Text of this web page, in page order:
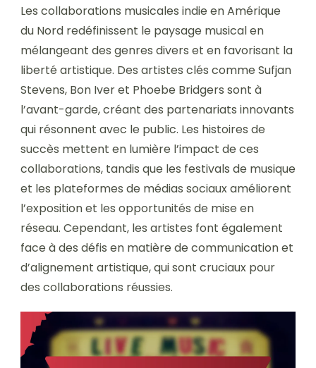
Les collaborations musicales indie en Amérique
du Nord redéfinissent le paysage musical en
mélangeant des genres divers et en favorisant la
liberté artistique. Des artistes clés comme Sufjan
Stevens, Bon Iver et Phoebe Bridgers sont à
l’avant-garde, créant des partenariats innovants
qui résonnent avec le public. Les histoires de
succès mettent en lumière l’impact de ces
collaborations, tandis que les festivals de musique
et les plateformes de médias sociaux améliorent
l’exposition et les opportunités de mise en
réseau. Cependant, les artistes font également
face à des défis en matière de communication et
d’alignement artistique, qui sont cruciaux pour
des collaborations réussies.